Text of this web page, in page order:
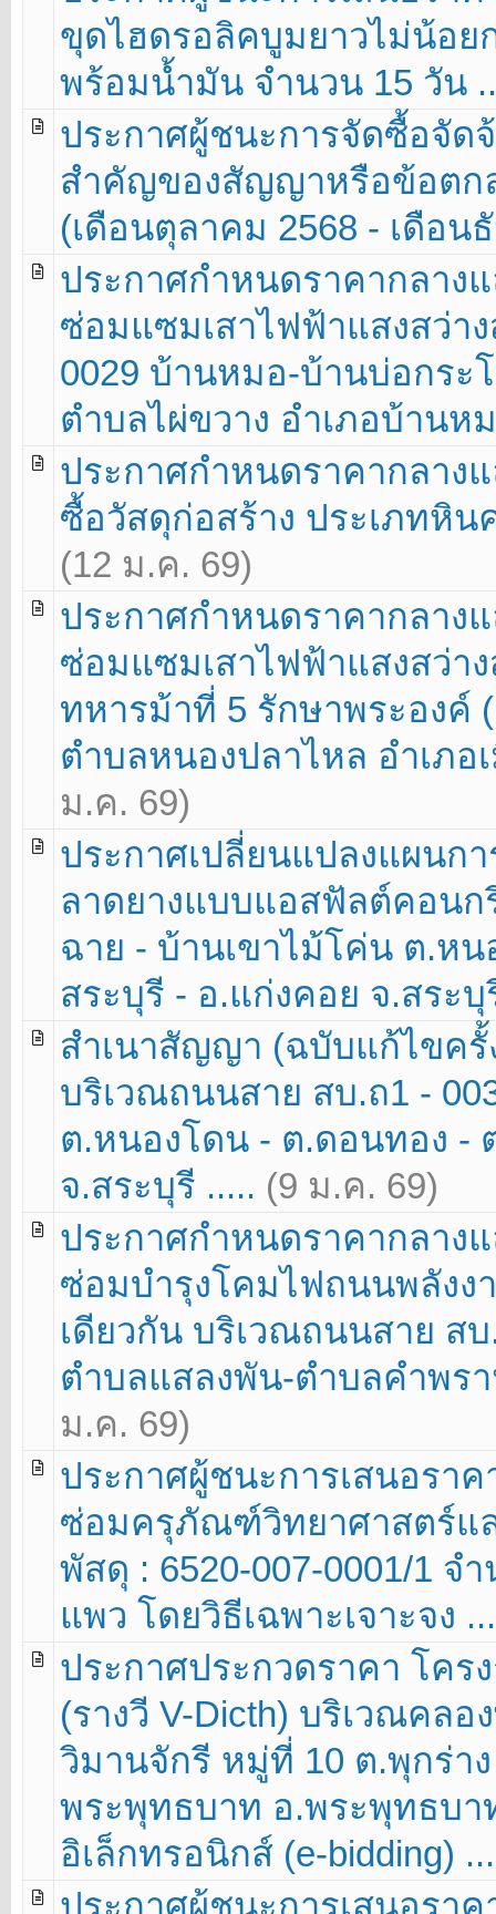
ขุดไฮดรอลิคบูมยาวไม่น้อย
พร้อมน้ำมัน จำนวน 15 วัน
ประกาศผู้ชนะการจัดซื้อจัด
สำคัญของสัญญาหรือข้อตก
(เดือนตุลาคม 2568 - เดือน
ประกาศกำหนดราคากลาง
ซ่อมแซมเสาไฟฟ้าแสงสว่า
0029 บ้านหมอ-บ้านบ่อกร
ตำบลไผ่ขวาง อำเภอบ้านห
ประกาศกำหนดราคากลาง
ซื้อวัสดุก่อสร้าง ประเภทหิน
(12 ม.ค. 69)
ประกาศกำหนดราคากลาง
ซ่อมแซมเสาไฟฟ้าแสงสว่า
ทหารม้าที่ 5 รักษาพระอง
ตำบลหนองปลาไหล อำเภอ
ม.ค. 69)
ประกาศเปลี่ยนแปลงแผนก
ลาดยางแบบแอสฟัลต์คอนก
ฉาย - บ้านเขาไม้โค่น ต.ห
สระบุรี - อ.แก่งคอย จ.สระ
สำเนาสัญญา (ฉบับแก้ไขครั้
บริเวณถนนสาย สบ.ถ1 -
ต.หนองโดน - ต.ดอนทอง -
จ.สระบุรี ..... (9 ม.ค. 69)
ประกาศกำหนดราคากลาง
ซ่อมบำรุงโคมไฟถนนพลัง
เดียวกัน บริเวณถนนสาย ส
ตำบลแสลงพัน-ตำบลคำพร
ม.ค. 69)
ประกาศผู้ชนะการเสนอรา
ซ่อมครุภัณฑ์วิทยาศาสตร์แล
พัสดุ : 6520-007-0001/1 จ
แพว โดยวิธีเฉพาะเจาะจง
ประกาศประกวดราคา โคร
(รางวี V-Dicth) บริเวณคล
วิมานจักรี หมู่ที่ 10 ต.พุกร่า
พระพุทธบาท อ.พระพุทธบา
อิเล็กทรอนิกส์ (e-bidding)
ประกาศผู้ชนะการเสนอรา